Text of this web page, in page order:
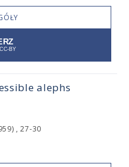
alephs
, 27-30